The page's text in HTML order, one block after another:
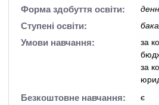
Форма здобуття освіти:
Ступені освіти:
Умови навчання:
за
за
Безкоштовне навчання: є